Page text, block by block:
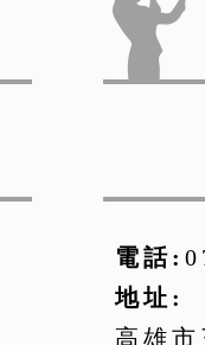
電話:
地址:
高雄